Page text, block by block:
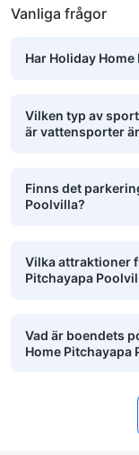
Vanliga frågor
Har Holiday
Vilken typ av
är vattensporter
Finns det
Poolvilla?
Vilka attraktioner
Pitchayapa
Vad är boendets
Home Pitchayapa